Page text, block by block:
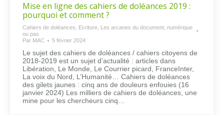
Mise en ligne des cahiers de doléances 2019 :
pourquoi et comment ?
Cahiers de doléances Ecriture
Les arcanes du document, numérique
ou pas
Par MAC 5 février 2024
Le sujet des cahiers de doléances / cahiers citoyens de
2018-2019 est un sujet d’actualité : articles dans
Libération, Le Monde, Le Courrier picard, FranceInter,
La voix du Nord, L’Humanité… Cahiers de doléances
des gilets jaunes : cinq ans de douleurs enfouies (16
janvier 2024) Les milliers de cahiers de doléances, une
mine pour les chercheurs cinq…